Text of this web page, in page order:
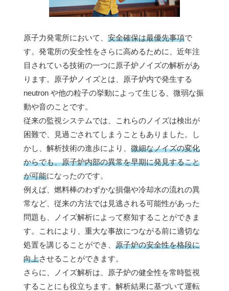
原子力発電所において、 安全確保は最優先事項で
す。発電所の安全性をさらに高めるために、近年注
目されている技術の一つに原子炉ノイズの解析があ
ります。原子炉ノイズとは、原子炉内で発生する
neutron や他の粒子の挙動によって生じる、微弱な振
動や音のことです。
従来の監視システムでは、これらのノイズは検出が
困難で、見過ごされてしまうこともありました。し
かし、解析技術の進歩により、 微細なノイズの変化
からでも、原子炉内部の異常を早期に発見すること
が可能になったのです。
例えば、燃料棒のわずかな損傷や冷却水の流れの異
常など、従来の方法では見逃される可能性があった
問題も、ノイズ解析によって察知することができま
す。これにより、重大な事故につながる前に適切な
処置を講じることができ、 原子炉の安全性を格段に
向上させることができます。
さらに、ノイズ解析は、原子炉の健全性を常時監視
することにも役立ちます。解析結果に基づいて運転